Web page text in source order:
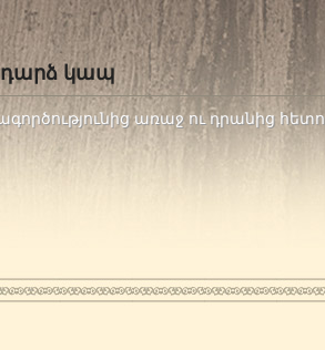
կապ
առաջ ու դրանից հետո